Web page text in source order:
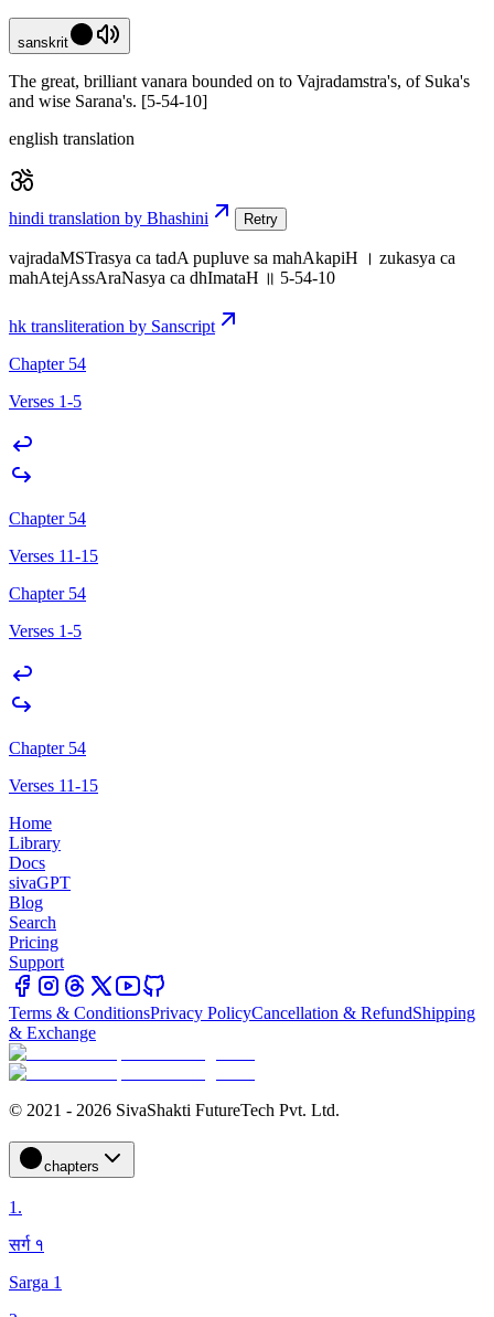
sanskrit
The great, brilliant vanara bounded on to Vajradamstra's, of Suka's
and wise Sarana's. [5-54-10]
english translation
hindi translation by Bhashini Retry
vajradaMSTrasya ca tadA pupluve sa mahAkapiH । zukasya ca
mahAtejAssAraNasya ca dhImataH ॥ 5-54-10
hk transliteration by Sanscript
Chapter 54
Verses 1-5
Chapter 54
Verses 11-15
Chapter 54
Verses 1-5
Chapter 54
Verses 11-15
Home
Library
Docs
sivaGPT
Blog
Search
Pricing
Support
Terms & ConditionsPrivacy PolicyCancellation & RefundShipping
& Exchange
© 2021 - 2026 SivaShakti FutureTech Pvt. Ltd.
chapters
1.
सर्ग १
Sarga 1